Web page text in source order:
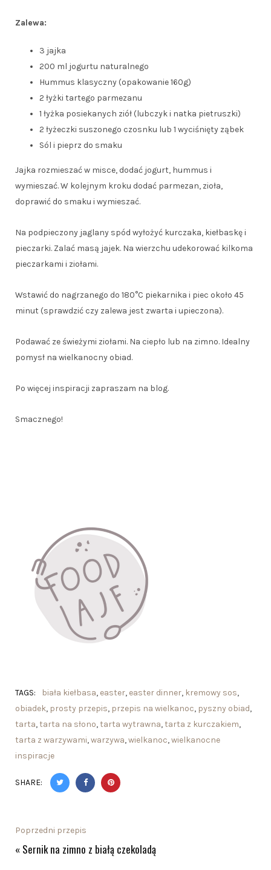
Zalewa:
3 jajka
200 ml jogurtu naturalnego
Hummus klasyczny (opakowanie 160g)
2 łyżki tartego parmezanu
1 łyżka posiekanych ziół (lubczyk i natka pietruszki)
2 łyżeczki suszonego czosnku lub 1 wyciśnięty ząbek
Sól i pieprz do smaku
Jajka rozmieszać w misce, dodać jogurt, hummus i
wymieszać. W kolejnym kroku dodać parmezan, zioła,
doprawić do smaku i wymieszać.
Na podpieczony jaglany spód wyłożyć kurczaka, kiełbaskę i
pieczarki. Zalać masą jajek. Na wierzchu udekorować kilkoma
pieczarkami i ziołami.
Wstawić do nagrzanego do 180°C piekarnika i piec około 45
minut (sprawdzić czy zalewa jest zwarta i upieczona).
Podawać ze świeżymi ziołami. Na ciepło lub na zimno. Idealny
pomysł na wielkanocny obiad.
Po więcej inspiracji zapraszam na blog.
Smacznego!
TAGS: biała kiełbasa, easter, easter dinner, kremowy sos,
obiadek, prosty przepis, przepis na wielkanoc, pyszny obiad,
tarta,tarta na słono,tarta wytrawna,tarta z kurczakiem,
tarta z warzywami,warzywa,wielkanoc,wielkanocne
inspiracje
SHARE:
Poprzedni przepis
« Sernik na zimno z białą czekoladą